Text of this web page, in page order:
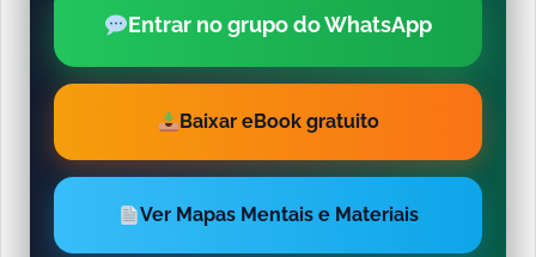
Entrar no grupo do WhatsApp
Baixar eBook gratuito
Ver Mapas Mentais e Materiais